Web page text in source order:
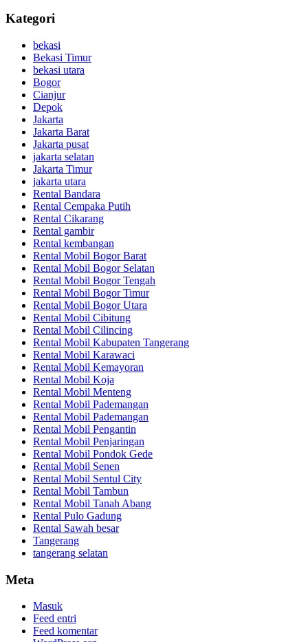
Kategori
bekasi
Bekasi Timur
bekasi utara
Bogor
Cianjur
Depok
Jakarta
Jakarta Barat
Jakarta pusat
jakarta selatan
Jakarta Timur
jakarta utara
Rental Bandara
Rental Cempaka Putih
Rental Cikarang
Rental gambir
Rental kembangan
Rental Mobil Bogor Barat
Rental Mobil Bogor Selatan
Rental Mobil Bogor Tengah
Rental Mobil Bogor Timur
Rental Mobil Bogor Utara
Rental Mobil Cibitung
Rental Mobil Cilincing
Rental Mobil Kabupaten Tangerang
Rental Mobil Karawaci
Rental Mobil Kemayoran
Rental Mobil Koja
Rental Mobil Menteng
Rental Mobil Pademangan
Rental Mobil Pademangan
Rental Mobil Pengantin
Rental Mobil Penjaringan
Rental Mobil Pondok Gede
Rental Mobil Senen
Rental Mobil Sentul City
Rental Mobil Tambun
Rental Mobil Tanah Abang
Rental Pulo Gadung
Rental Sawah besar
Tangerang
tangerang selatan
Meta
Masuk
Feed entri
Feed komentar